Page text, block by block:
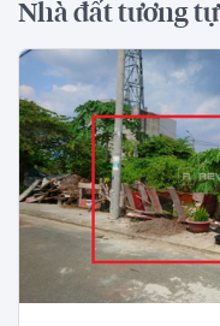
Nhà đất tương tự